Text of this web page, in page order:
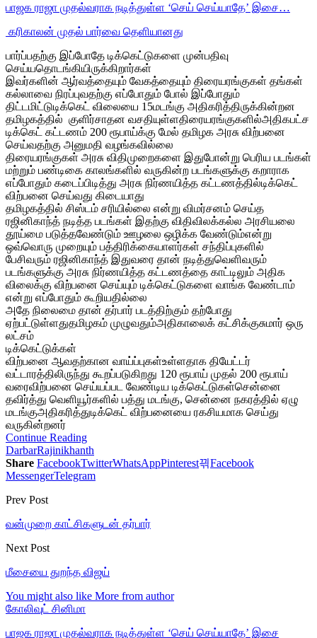
பாஜக ராஜா முதல்வராக நடித்துள்ள ‘செய் செய்யாதே’ இசை…
‎ கரிகாலன் முதல் பார்வை தெளியானது
பார்ப்பதற்கு இப்போதே டிக்கெட்டுகளை முன்பதிவு
செய்யதொடங்கியிருக்கிறார்கள்
இவர்களின் ஆர்வத்தையும் வேகத்தையும் திரையரங்குகள் தங்கள்
கல்லாவை நிரப்புவதற்கு எப்போதும் போல் இப்போதும்
திட்டமிட்டுடிக்கெட் விலையை 15மடங்கு அதிகரித்திருக்கின்றன
தமிழகத்தில் குளிர்சாதன வசதியுள்ளதிரையரங்குகளில்அதிகபட்ச
டிக்கெட் கட்டணம் 200 ரூபாய்க்கு மேல் தமிழக அரசு விற்பனை
செய்வதற்கு அனுமதி வழங்கவில்லை
திரையரங்குகள் அரசு விதிமுறைகளை இதுபோன்று பெரிய படங்கள்
மற்றும் பண்டிகை காலங்களில் வருகின்ற படங்களுக்கு கறாராக
எப்போதும் கடைப்பிடித்து அரசு நிர்ணயித்த கட்டணத்தில்டிக்கெட்
விற்பனை செய்வது கிடையாது
தமிழகத்தில் சிஸ்டம் சரியில்லை என்று விமர்சனம் செய்த
ரஜினிகாந்த் நடித்த படங்கள் இதற்கு விதிவிலக்கல்ல அரசியலை
தூய்மை படுத்தவேண்டும் ஊழலை ஒழிக்க வேண்டும்என்று
ஒவ்வொரு முறையும் பத்திரிக்கையாளர்கள் சந்திப்புகளில்
பேசிவரும் ரஜினிகாந்த் இதுவரை தான் நடித்துவெளிவரும்
படங்களுக்கு அரசு நிர்ணயித்த கட்டணத்தை காட்டிலும் அதிக
விலைக்கு விற்பனை செய்யும் டிக்கெட்டுகளை வாங்க வேண்டாம்
என்று எப்போதும் கூறியதில்லை
அதே நிலைமை தான் தர்பார் படத்திற்கும் தற்போது
ஏற்பட்டுள்ளதுதமிழகம் முழுவதும்அதிகாலைக் கட்சிக்குசுமார் ஒரு
லட்சம்
டிக்கெட்டுக்கள்
விற்பனை ஆவதற்கான வாய்ப்புகள்உள்ளதாக தியேட்டர்
வட்டாரத்திலிருந்து கூறப்படுகிறது 120 ரூபாய் முதல் 200 ரூபாய்
வரைவிற்பனை செய்யப்பட வேண்டிய டிக்கெட்டுகள்சென்னை
தவிர்த்து வெளியூர்களில் பத்து மடங்கு, சென்னை நகரத்தில் ஏழு
மடங்குஅதிகரித்துடிக்கெட் விற்பனையை ரகசியமாக செய்து
வருகின்றனர்
Continue Reading
DarbarRajinikhanth
Share FacebookTwitterWhatsAppPinterest
Facebook
MessengerTelegram
Prev Post
வன்முறை காட்சிகளுடன் தர்பார்
Next Post
மீசையை துறந்த விஜய்
You might also like More from author
கோலிவுட் சினிமா
பாஜக ராஜா முதல்வராக நடித்துள்ள ‘செய் செய்யாதே’ இசை